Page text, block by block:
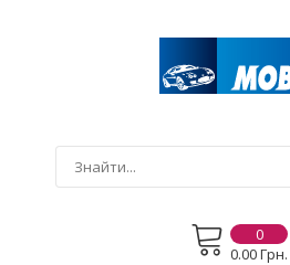
0
0.00 Грн.